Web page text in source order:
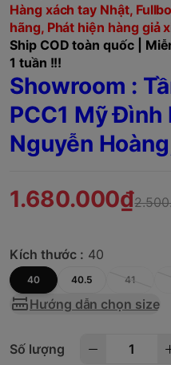
Hàng xách tay Nhật,
hãng, Phát hiện hàng giả
Ship COD toàn quốc |
1 tuần !!!
Showroom :
PCC1 Mỹ Đình
Nguyễn
1.680.000₫
Kích thước : 40
40 40.5 41
Hướng dẫn chọn size
Số lượng